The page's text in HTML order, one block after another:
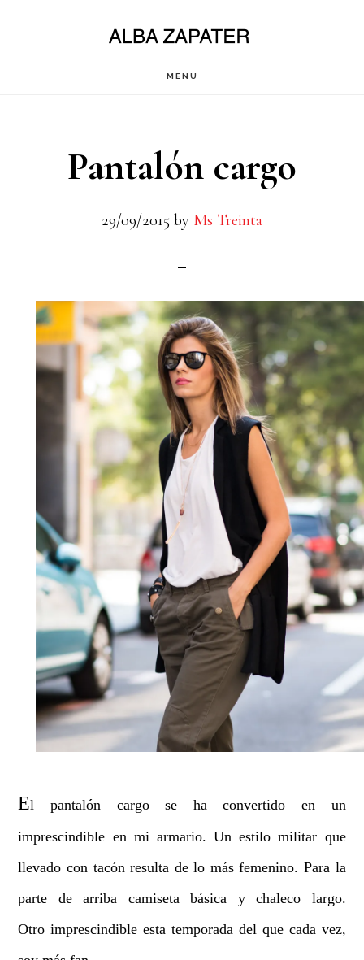
MENU
Pantalón cargo
29/09/2015 by Ms Treinta
El pantalón cargo se ha convertido en un
imprescindible en mi armario. Un estilo militar que
llevado con tacón resulta de lo más femenino. Para la
parte de arriba camiseta básica y chaleco largo.
Otro imprescindible esta temporada del que cada vez,